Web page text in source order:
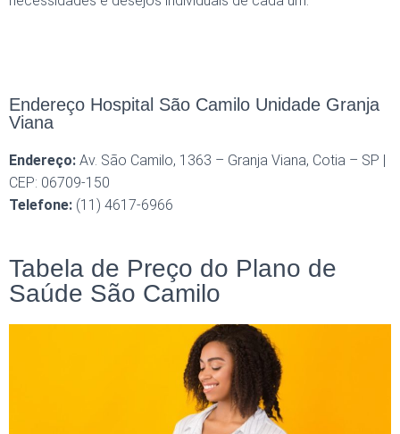
Endereço Hospital São Camilo Unidade Granja
Viana
Endereço: Av. São Camilo, 1363 – Granja Viana, Cotia – SP |
CEP: 06709-150
Telefone: (11) 4617-6966
Tabela de Preço do Plano de
Saúde São Camilo